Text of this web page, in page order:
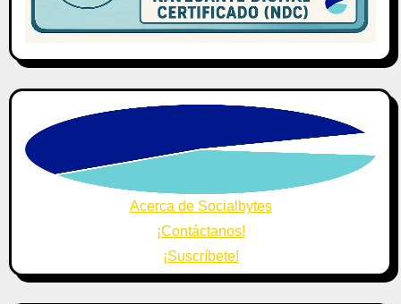
Acerca de Socialbytes
¡Contáctanos!
¡Suscríbete!